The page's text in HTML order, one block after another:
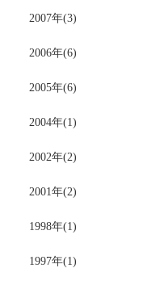
2007年(3)
2006年(6)
2005年(6)
2004年(1)
2002年(2)
2001年(2)
1998年(1)
1997年(1)